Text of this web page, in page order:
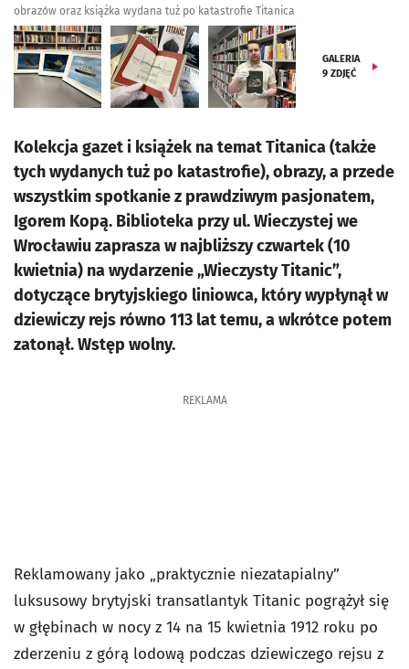
obrazów oraz książka wydana tuż po katastrofie Titanica
GALERIA
9 ZDJĘĆ
Kolekcja gazet i książek na temat Titanica (także
tych wydanych tuż po katastrofie), obrazy, a przede
wszystkim spotkanie z prawdziwym pasjonatem,
Igorem Kopą. Biblioteka przy ul. Wieczystej we
Wrocławiu zaprasza w najbliższy czwartek (10
kwietnia) na wydarzenie „Wieczysty Titanic”,
dotyczące brytyjskiego liniowca, który wypłynął w
dziewiczy rejs równo 113 lat temu, a wkrótce potem
zatonął. Wstęp wolny.
REKLAMA
Reklamowany jako „praktycznie niezatapialny”
luksusowy brytyjski transatlantyk Titanic pogrążył się
w głębinach w nocy z 14 na 15 kwietnia 1912 roku po
zderzeniu z górą lodową podczas dziewiczego rejsu z